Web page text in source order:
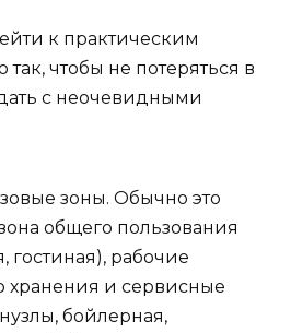
к практическим
чтобы не потеряться в
с неочевидными
зоны. Обычно это
общего пользования
гостиная), рабочие
хранения и сервисные
бойлерная,